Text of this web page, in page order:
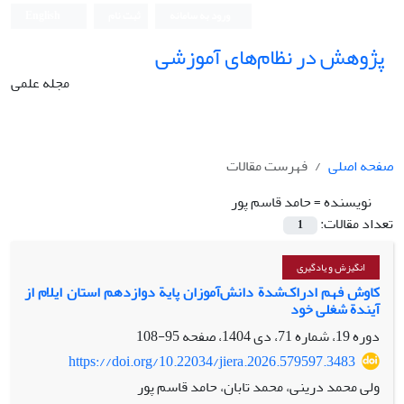
پژوهش در نظام‌های آموزشی
مجله علمی
صفحه اصلی
فهرست مقالات
نویسنده =حامد قاسم پور
تعداد مقالات:
1
انگیزش و یادگیری
کاوش فهم ادراک‌شدة دانش‌‌آموزان پایة دوازدهم استان ایلام از
آیندة شغلی خود
دوره 19، شماره 71، دی 1404، صفحه
95-108
https://doi.org/10.22034/jiera.2026.579597.3483
ولی محمد درینی، محمد تابان، حامد قاسم پور